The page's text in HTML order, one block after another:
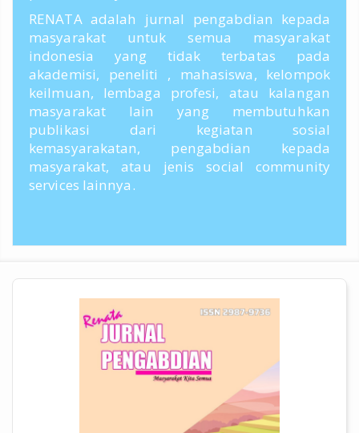
RENATA adalah jurnal pengabdian kepada
masyarakat untuk semua masyarakat
indonesia yang tidak terbatas pada
akademisi, peneliti , mahasiswa, kelompok
keilmuan, lembaga profesi, atau kalangan
masyarakat lain yang membutuhkan
publikasi dari kegiatan sosial
kemasyarakatan, pengabdian kepada
masyarakat, atau jenis social community
services lainnya.